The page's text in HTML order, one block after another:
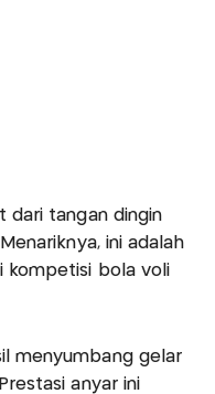
dari tangan dingin
ini adalah
kompetisi bola voli
menyumbang gelar
anyar ini